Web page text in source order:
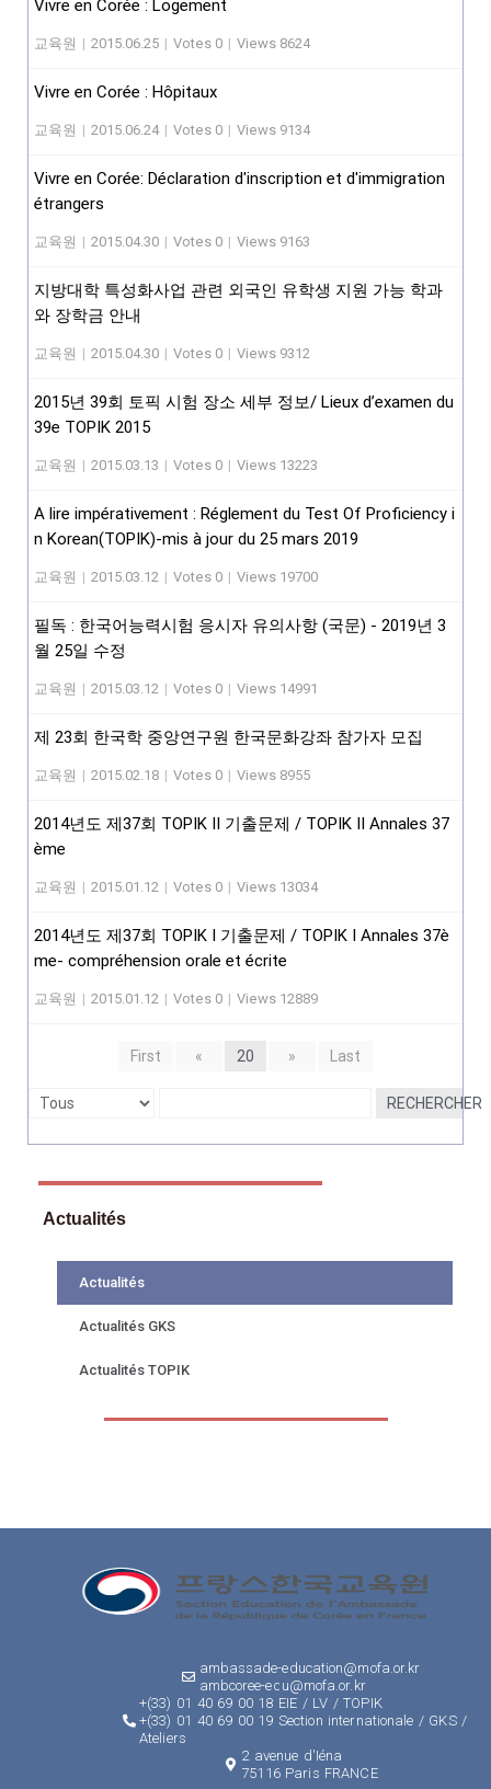
Vivre en Corée : Logement
교육원 | 2015.06.25 | Votes 0 | Views 8624
Vivre en Corée : Hôpitaux
교육원 | 2015.06.24 | Votes 0 | Views 9134
Vivre en Corée: Déclaration d'inscription et d'immigration
étrangers
교육원 | 2015.04.30 | Votes 0 | Views 9163
지방대학 특성화사업 관련 외국인 유학생 지원 가능 학과
와 장학금 안내
교육원 | 2015.04.30 | Votes 0 | Views 9312
2015년 39회 토픽 시험 장소 세부 정보/ Lieux d’examen du
39e TOPIK 2015
교육원 | 2015.03.13 | Votes 0 | Views 13223
A lire impérativement : Réglement du Test Of Proficiency i
n Korean(TOPIK)-mis à jour du 25 mars 2019
교육원 | 2015.03.12 | Votes 0 | Views 19700
필독 : 한국어능력시험 응시자 유의사항 (국문) - 2019년 3
월 25일 수정
교육원 | 2015.03.12 | Votes 0 | Views 14991
제 23회 한국학 중앙연구원 한국문화강좌 참가자 모집
교육원 | 2015.02.18 | Votes 0 | Views 8955
2014년도 제37회 TOPIK II 기출문제 / TOPIK II Annales 37
ème
교육원 | 2015.01.12 | Votes 0 | Views 13034
2014년도 제37회 TOPIK I 기출문제 / TOPIK I Annales 37è
me- compréhension orale et écrite
교육원 | 2015.01.12 | Votes 0 | Views 12889
First « 20 » Last
RECHERCHER
Actualités
Actualités
Actualités GKS
Actualités TOPIK
ambassade-education@mofa.or.kr
ambcoree-edu@mofa.or.kr
+(33) 01 40 69 00 18 EIE / LV / TOPIK
+(33) 01 40 69 00 19 Section internationale / GKS /
Ateliers
2 avenue d'Iéna
75116 Paris FRANCE